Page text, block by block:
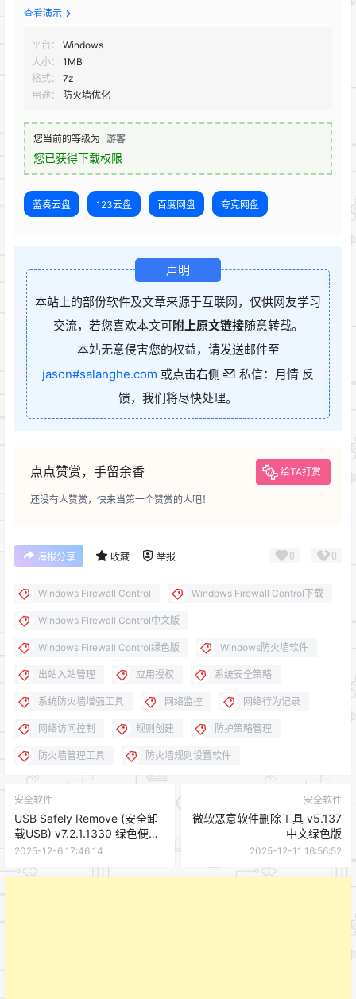
查看演示
平台：
Windows
大小：
1MB
格式：
7z
用途：
防火墙优化
您当前的等级为 游客
您已获得下载权限
蓝奏云盘 123云盘 百度网盘 夸克网盘
声明
本站上的部份软件及文章来源于互联网，仅供网友学习
交流，若您喜欢本文可附上原文链接随意转载。
本站无意侵害您的权益，请发送邮件至
jason#salanghe.com 或点击右侧
私信：月情 反
馈，我们将尽快处理。
点点赞赏，手留余香 给TA打赏
还没有人赞赏，快来当第一个赞赏的人吧！
海报分享 收藏 举报 0 0
Windows Firewall Control Windows Firewall Control下载
Windows Firewall Control中文版
Windows Firewall Control绿色版 Windows防火墙软件
出站入站管理 应用授权 系统安全策略
系统防火墙增强工具 网络监控 网络行为记录
网络访问控制 规则创建 防护策略管理
防火墙管理工具 防火墙规则设置软件
安全软件
USB Safely Remove (安全卸
载USB) v7.2.1.1330 绿色便携
版
2025-12-6 17:46:14
安全软件
微软恶意软件删除工具 v5.137
中文绿色版
2025-12-11 16:56:52